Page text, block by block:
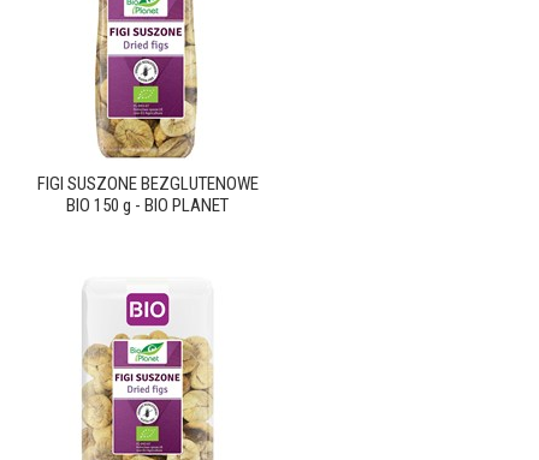
FIGI SUSZONE BEZGLUTENOWE
BIO 150 g - BIO PLANET